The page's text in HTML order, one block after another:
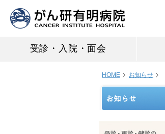
受診・入院・面会
HOME お知らせ